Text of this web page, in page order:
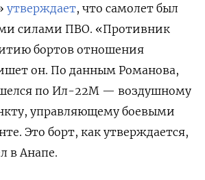
утверждает, что самолет был
силами ПВО. «Противник
бортов отношения
он. По данным Романова,
по Ил-22М — воздушному
управляющему боевыми
Это борт, как утверждается,
в Анапе.